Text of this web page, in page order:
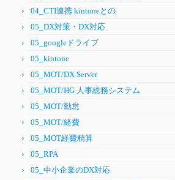
04_CTI連携 kintoneとの
05_DX対策・DX対応
05_googleドライブ
05_kintone
05_MOT/DX Server
05_MOT/HG 人事総務システム
05_MOT/勤怠
05_MOT/経費
05_MOT経費精算
05_RPA
05_中小企業のDX対応